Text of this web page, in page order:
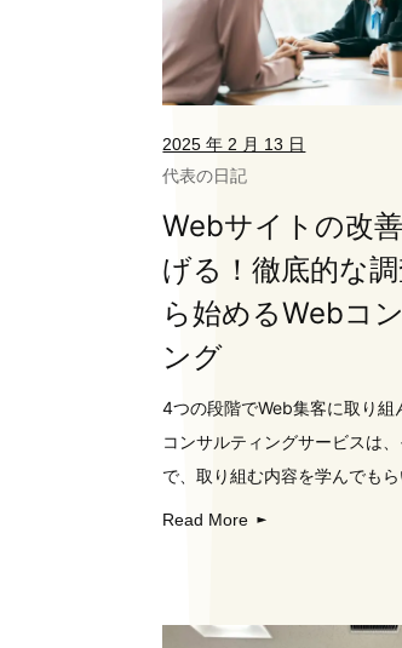
2025 年 2 月 13 日
代表の日記
Webサイトの改
げる！徹底的な
ら始めるWebコ
ング
4つの段階でWeb集客に取り組
コンサルティングサービスは
で、取り組む内容を学んでも
Read More